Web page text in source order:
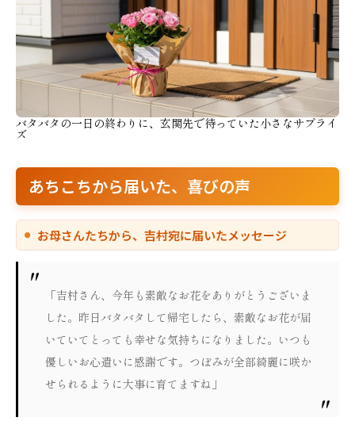
バタバタの一日の終わりに、玄関先で待っていた小さなサプライ
ズ
あちこちから届いた、喜びの声
お母さんたちから、吉村宛に届いたメッセージ
「吉村さん、今年も素敵なお花をありがとうございま
した。昨日バタバタして帰宅したら、素敵なお花が届
いていてとっても幸せな気持ちになりました。いつも
優しいお心遣いに感謝です。つぼみが全部綺麗に咲か
せられるように大事に育てますね」